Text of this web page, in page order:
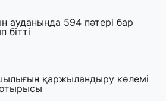
ауданында 594 пәтері бар
бітті
қаржыландыру көлемі